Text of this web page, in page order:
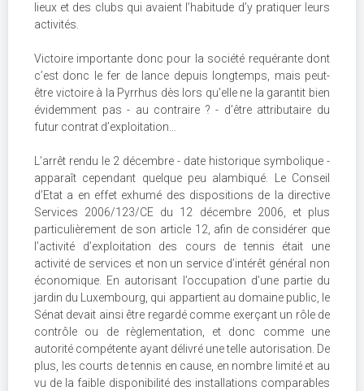
lieux et des clubs qui avaient l’habitude d’y pratiquer leurs
activités.
Victoire importante donc pour la société requérante dont
c’est donc le fer de lance depuis longtemps, mais peut-
être victoire à la Pyrrhus dès lors qu’elle ne la garantit bien
évidemment pas - au contraire ? - d’être attributaire du
futur contrat d’exploitation…
L’arrêt rendu le 2 décembre - date historique symbolique -
apparaît cependant quelque peu alambiqué. Le Conseil
d’Etat a en effet exhumé des dispositions de la directive
Services 2006/123/CE du 12 décembre 2006, et plus
particulièrement de son article 12, afin de considérer que
l’activité d’exploitation des cours de tennis était une
activité de services et non un service d’intérêt général non
économique. En autorisant l’occupation d’une partie du
jardin du Luxembourg, qui appartient au domaine public, le
Sénat devait ainsi être regardé comme exerçant un rôle de
contrôle ou de règlementation, et donc comme une
autorité compétente ayant délivré une telle autorisation. De
plus, les courts de tennis en cause, en nombre limité et au
vu de la faible disponibilité des installations comparables